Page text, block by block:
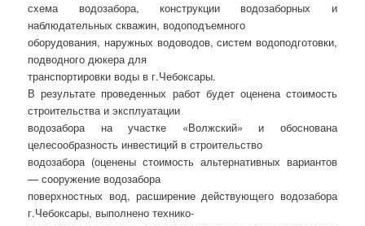
схема водозабора, конструкции водозаборных и
наблюдательных скважин, водоподъемного
оборудования, наружных водоводов, систем водоподготовки,
подводного дюкера для
транспортировки воды в г.Чебоксары.
В результате проведенных работ будет оценена стоимость
строительства и эксплуатации
водозабора на участке «Волжский» и обоснована
целесообразность инвестиций в строительство
водозабора (оценены стоимость альтернативных вариантов
— сооружение водозабора
поверхностных вод, расширение действующего водозабора
г.Чебоксары, выполнено технико-